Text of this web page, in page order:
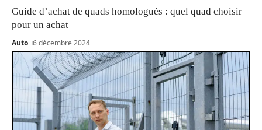
Guide d’achat de quads homologués : quel quad choisir
pour un achat
Auto 6 décembre 2024